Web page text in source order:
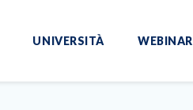
UNIVERSITÀ WEBINAR